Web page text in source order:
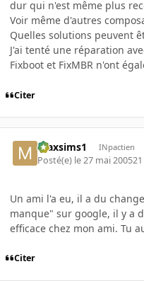
dur qui n'est même plus
Voir même d'autres
Quelles solutions peuvent
J'ai tenté une réparation
Fixboot et FixMBR n'ont
Citer
maxsims1 INpactien
Posté(e) le 27 mai 200521
Un ami l'a eu, il a du
manque" sur google, il y a
efficace chez mon ami. Tu
Citer